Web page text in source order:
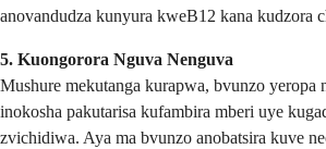
anovandudza kunyura kweB12 kana kudzora
5. Kuongorora Nguva Nenguva
Mushure mekutanga kurapwa, bvunzo yeropa
inokosha pakutarisa kufambira mberi uye
zvichidiwa. Aya ma bvunzo anobatsira kuve